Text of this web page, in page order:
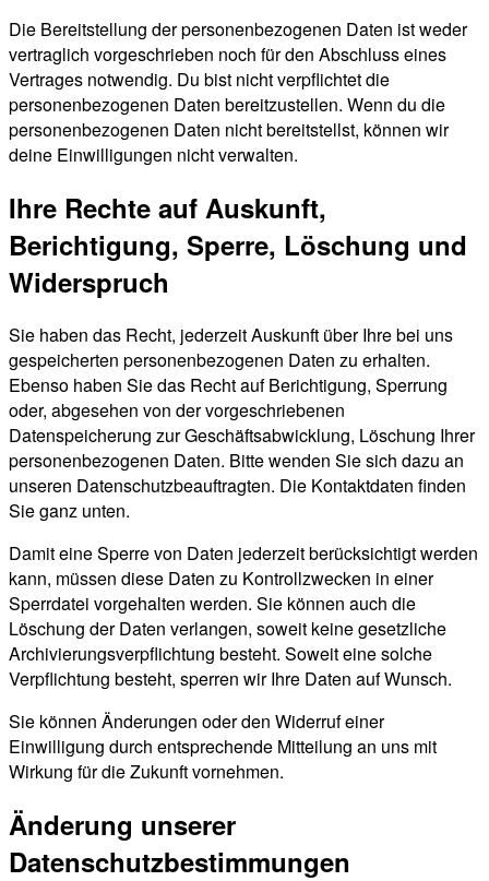
Die Bereitstellung der personenbezogenen Daten ist weder
vertraglich vorgeschrieben noch für den Abschluss eines
Vertrages notwendig. Du bist nicht verpflichtet die
personenbezogenen Daten bereitzustellen. Wenn du die
personenbezogenen Daten nicht bereitstellst, können wir
deine Einwilligungen nicht verwalten.
Ihre Rechte auf Auskunft,
Berichtigung, Sperre, Löschung und
Widerspruch
Sie haben das Recht, jederzeit Auskunft über Ihre bei uns
gespeicherten personenbezogenen Daten zu erhalten.
Ebenso haben Sie das Recht auf Berichtigung, Sperrung
oder, abgesehen von der vorgeschriebenen
Datenspeicherung zur Geschäftsabwicklung, Löschung Ihrer
personenbezogenen Daten. Bitte wenden Sie sich dazu an
unseren Datenschutzbeauftragten. Die Kontaktdaten finden
Sie ganz unten.
Damit eine Sperre von Daten jederzeit berücksichtigt werden
kann, müssen diese Daten zu Kontrollzwecken in einer
Sperrdatei vorgehalten werden. Sie können auch die
Löschung der Daten verlangen, soweit keine gesetzliche
Archivierungsverpflichtung besteht. Soweit eine solche
Verpflichtung besteht, sperren wir Ihre Daten auf Wunsch.
Sie können Änderungen oder den Widerruf einer
Einwilligung durch entsprechende Mitteilung an uns mit
Wirkung für die Zukunft vornehmen.
Änderung unserer
Datenschutzbestimmungen